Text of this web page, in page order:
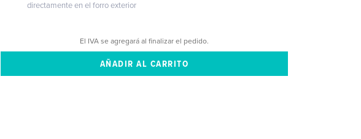
directamente en el forro exterior
El IVA se agregará al finalizar el pedido.